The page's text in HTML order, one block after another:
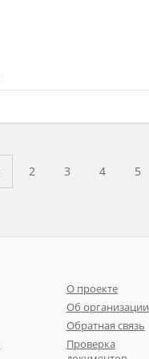
2 3 4 5
О проекте
Об организации
Обратная связь
Проверка